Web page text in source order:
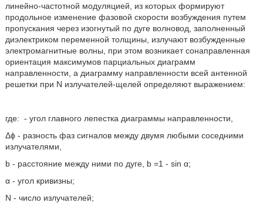
линейно-частотной модуляцией, из которых формируют
продольное изменение фазовой скорости возбуждения путем
пропускания через изогнутый по дуге волновод, заполненный
диэлектриком переменной толщины, излучают возбужденные
электромагнитные волны, при этом возникает сонаправленная
ориентация максимумов парциальных диаграмм
направленности, а диаграмму направленности всей антенной
решетки при N излучателей-щелей определяют выражением:
где: - угол главного лепестка диаграммы направленности,
Δϕ - разность фаз сигналов между двумя любыми соседними
излучателями,
b - расстояние между ними по дуге, b =1 - sin α;
α - угол кривизны;
N - число излучателей;